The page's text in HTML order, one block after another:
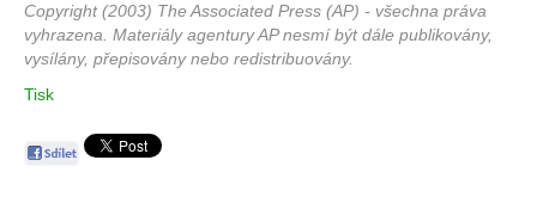
Copyright (2003) The Associated Press (AP) - všechna práva
vyhrazena. Materiály agentury AP nesmí být dále publikovány,
vysílány, přepisovány nebo redistribuovány.
Tisk